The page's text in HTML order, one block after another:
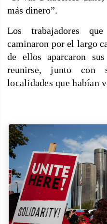
más dinero”.
Los trabajadores
caminaron por el largo
de ellos aparcaron
reunirse,junto con
localidades que habían